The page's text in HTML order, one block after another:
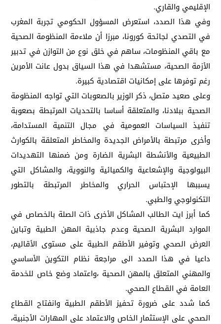
الإقليمي والقاري.
وفي هذا الصدد، استعرض المسؤول الحكومي تجربة المغرب
في التصدي لجائحة كورونا، مبرزا أن ملاءمة المنظومة الصحية
مع باقي المنظومات، ساهم في خلق نوع من التوازن في تدبير
الأزمة الصحية، مستشهدا في هذا السياق بدول عانت الأمرين
رغم توفرها على إمكانيات اقتصادية كبيرة.
وعلى صعيد متصل، ذكر الوزير بالصعوبات التي تواجه المنظومة
الصحية ببلادنا، والمتعلقة أساسا بالتحديات المرتبطة بصعوبة
تنفيذ السياسات العمومية في مجال التنمية المستدامة،
وأخرى مرتبطة بالأمراض الجديدة والمخاطر المتعلقة بالكوارث
الطبيعية والأنشطة البشرية الضارة ومن ضمنها التهديدات
البيولوجية والإشعاعية والكميائية والنووية، والمشاكل التي
يسببها الإحتباس الحراري والمخاطر المرتبطة بالتطور
التكنولوجي والطبي.
كما أبرز ايت الطالب المشاكل الأخرى ذات الصلة بالخصاص في
الموارد البشرية الصحية وعدم جاذبية المهن الطبية وتباين
العرض الصحي وتوفير الأطقم الطبية على مستوى الأقاليم،
داعيا في هذا الصدد الى مراجعة نظام التكوين الأساسي
والمهني المتعلق بالمهن الصحية ،واعتماد وضع خاص للخدمة
العامة في القطاع الصحي.
كما شدد على ضرورة تحفيز الأطقم الطبية وانفتاح القطاع
الصحي على الإستثمار الخاص والاعتماد على المهارات الأجنبية،